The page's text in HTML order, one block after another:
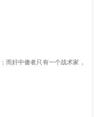
而奸中傻者只有一个战术家，